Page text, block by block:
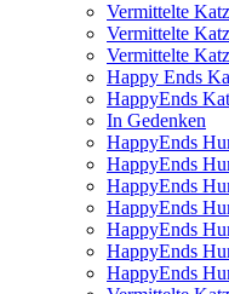
Vermittelte
Vermittelte
Vermittelte
Happy Ends
HappyEnds
In Gedenken
HappyEnds
HappyEnds
HappyEnds
HappyEnds
HappyEnds
HappyEnds
HappyEnds